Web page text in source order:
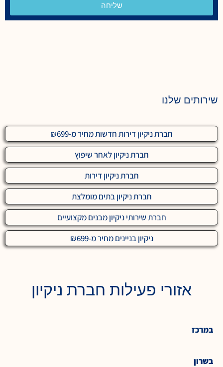
שליחה
שירותים שלנו
חברת ניקיון דירות חדשות מחיר מ-₪699
חברת ניקיון לאחר שיפוץ
חברת ניקיון דירות
חברת ניקיון בתים מומלצת
חברת שירותי ניקיון מבנים מקצועיים
ניקיון בניינים מחיר מ-₪699
אזורי פעילות חברת ניקיון
במרכז
בשרון